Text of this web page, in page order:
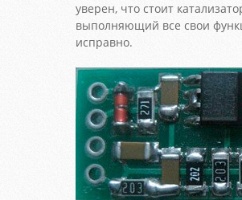
уверен, что стоит
выполняющий все свои
исправно.